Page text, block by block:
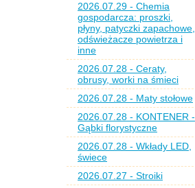
2026.07.29 - Chemia
gospodarcza: proszki,
płyny, patyczki zapachowe,
odświeżacze powietrza i
inne
2026.07.28 - Ceraty,
obrusy, worki na śmieci
2026.07.28 - Maty stołowe
2026.07.28 - KONTENER -
Gąbki florystyczne
2026.07.28 - Wkłady LED,
świece
2026.07.27 - Stroiki